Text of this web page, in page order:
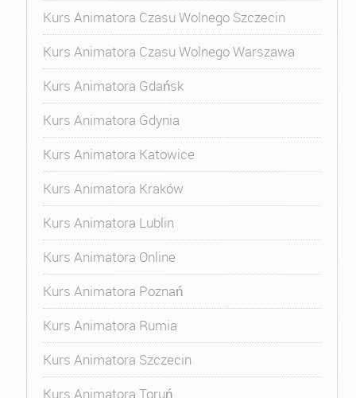
Kurs Animatora Czasu Wolnego Szczecin
Kurs Animatora Czasu Wolnego Warszawa
Kurs Animatora Gdańsk
Kurs Animatora Gdynia
Kurs Animatora Katowice
Kurs Animatora Kraków
Kurs Animatora Lublin
Kurs Animatora Online
Kurs Animatora Poznań
Kurs Animatora Rumia
Kurs Animatora Szczecin
Kurs Animatora Toruń